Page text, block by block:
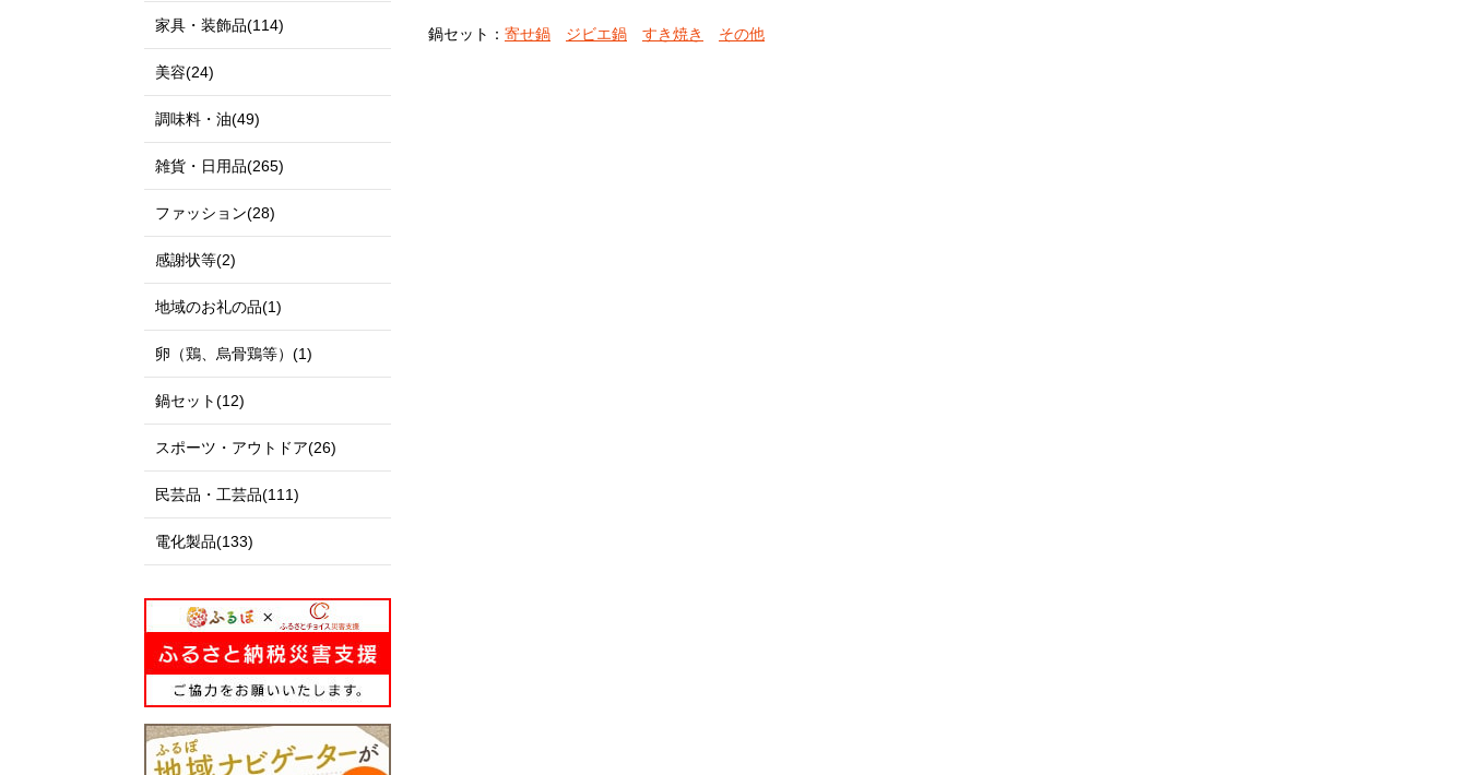
鍋セット： 寄せ鍋 ジビエ鍋 すき焼き その他
家具・装飾品(114)
美容(24)
調味料・油(49)
雑貨・日用品(265)
ファッション(28)
感謝状等(2)
地域のお礼の品(1)
卵（鶏、烏骨鶏等）(1)
鍋セット(12)
スポーツ・アウトドア(26)
民芸品・工芸品(111)
電化製品(133)